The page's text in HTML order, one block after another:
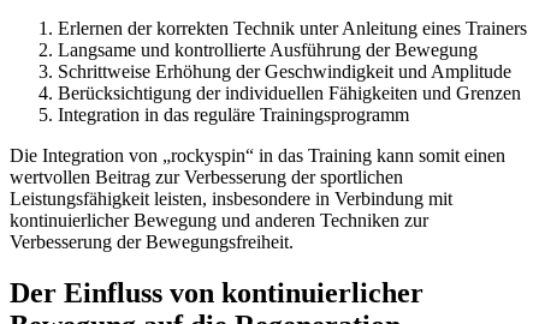
Erlernen der korrekten Technik unter Anleitung eines Trainers
Langsame und kontrollierte Ausführung der Bewegung
Schrittweise Erhöhung der Geschwindigkeit und Amplitude
Berücksichtigung der individuellen Fähigkeiten und Grenzen
Integration in das reguläre Trainingsprogramm
Die Integration von „rockyspin“ in das Training kann somit einen
wertvollen Beitrag zur Verbesserung der sportlichen
Leistungsfähigkeit leisten, insbesondere in Verbindung mit
kontinuierlicher Bewegung und anderen Techniken zur
Verbesserung der Bewegungsfreiheit.
Der Einfluss von kontinuierlicher